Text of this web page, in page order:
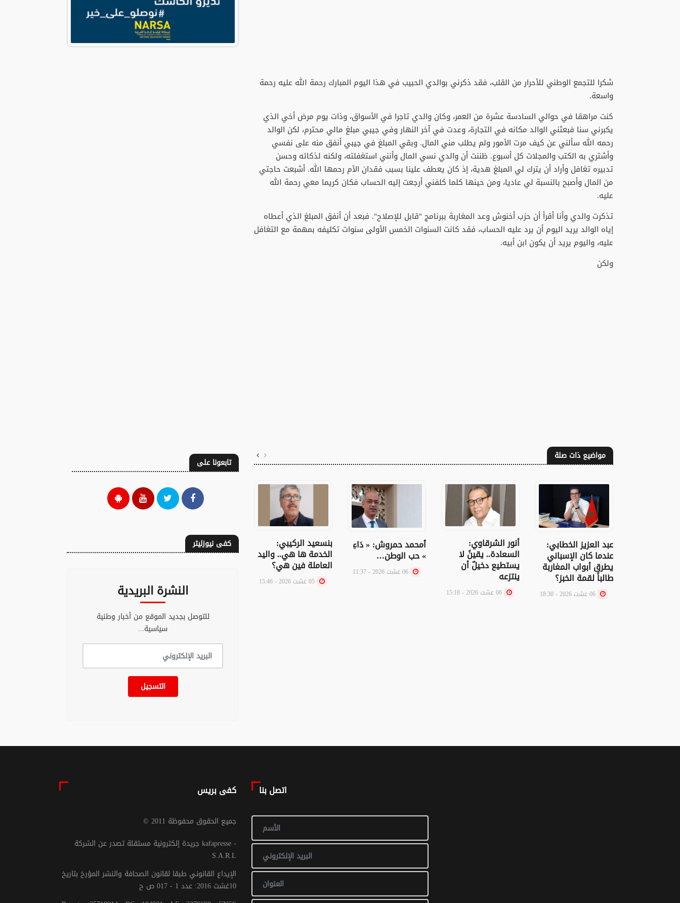
شكرا للتجمع الوطني للأحرار من القلب، فقد ذكرني بوالدي الحبيب في هذا اليوم المبارك رحمة الله عليه رحمة
واسعة.
كنت مراهقا في حوالي السادسة عشرة من العمر، وكان والدي تاجرا في الأسواق، وذات يوم مرض أخي الذي
يكبرني سنا فبعثني الوالد مكانه في التجارة، وعدت في آخر النهار وفي جيبي مبلغ مالي محترم، لكن الوالد
رحمه الله سألني عن كيف مرت الأمور ولم يطلب مني المال. وبقي المبلغ في جيبي أنفق منه على نفسي
وأشتري به الكتب والمجلات كل أسبوع. ظننت أن والدي نسي المال وأنني استغفلته، ولكنه لذكائه وحسن
تدبيره تغافل وأراد أن يترك لي المبلغ هدية، إذ كان يعطف علينا بسبب فقدان الأم رحمها الله. أشبعت حاجتي
من المال وأصبح بالنسبة لي عاديا، ومن حينها كلما كلفني أرجعت إليه الحساب فكان كريما معي رحمة الله
عليه.
تذكرت والدي وأنا أقرأ أن حزب أخنوش وعد المغاربة ببرنامج "قابل للإصلاح". فبعد أن أنفق المبلغ الذي أعطاه
إياه الوالد يريد اليوم أن يرد عليه الحساب، فقد كانت السنوات الخمس الأولى سنوات تكليفه بمهمة مع التغافل
عليه، واليوم يريد أن يكون ابن أبيه.
ولكن
مواضيع ذات صلة
عبد العزيز الخطابي:
عندما كان الإسباني
يطرق أبواب المغاربة
طالباً لقمة الخبز؟
أنور الشرقاوي:
السعادة.. يقينً لا
يستطيع دخيلٌ أن
ينتزعه
ٱمحمد حمروش: « دَاءِ
» حب الوطن…
بنسعيد الركيبي:
الخدمة ها هي.. واليد
العاملة فين هي؟
عبد السلام المساوي:
صندوق الاقتراع ليس الوطن جدران الخزان
البحر مرآة للأوطان
تابعونا على
كفى نيوزليتر
النشرة البريدية
للتوصل بجديد الموقع من أخبار وطنية
سياسية...
التسجيل
كفى بريس
© جميع الحقوق محفوظة 2011
جريدة إلكترونية مستقلة تصدر عن الشركة kafapresse -
S.A.R.L
الإيداع القانوني طبقا لقانون الصحافة والنشر المؤرخ بتاريخ
10غشت 2016: عدد 1 - 017 ص ح
اتصل بنا